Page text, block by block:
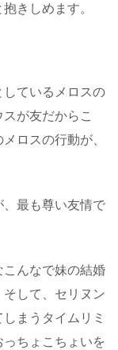
きしめます。
ているメロスの
が友だからこ
ロスの行動が、
最も尊い友情で
こんなで妹の結婚
して、セリヌン
まうタイムリミ
ちょこちょいを